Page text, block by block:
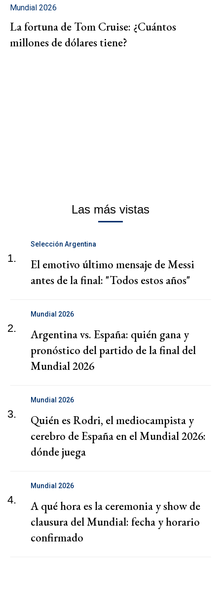
Mundial 2026
La fortuna de Tom Cruise: ¿Cuántos
millones de dólares tiene?
Las más vistas
1.
Selección Argentina
El emotivo último mensaje de Messi
antes de la final: "Todos estos años"
2.
Mundial 2026
Argentina vs. España: quién gana y
pronóstico del partido de la final del
Mundial 2026
3.
Mundial 2026
Quién es Rodri, el mediocampista y
cerebro de España en el Mundial 2026:
dónde juega
4.
Mundial 2026
A qué hora es la ceremonia y show de
clausura del Mundial: fecha y horario
confirmado